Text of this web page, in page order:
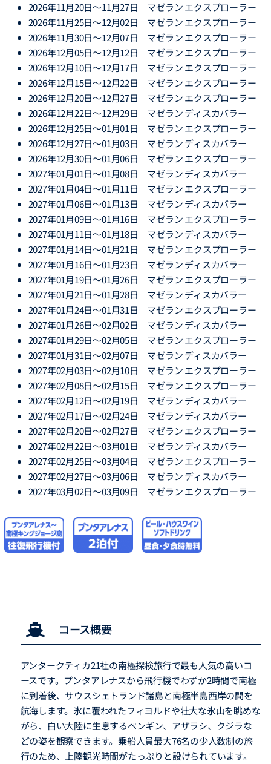
2026年11月20日～11月27日 マゼラン エクスプローラー
2026年11月25日～12月02日 マゼラン エクスプローラー
2026年11月30日～12月07日 マゼラン エクスプローラー
2026年12月05日～12月12日 マゼラン エクスプローラー
2026年12月10日～12月17日 マゼラン エクスプローラー
2026年12月15日～12月22日 マゼラン エクスプローラー
2026年12月20日～12月27日 マゼラン エクスプローラー
2026年12月22日～12月29日 マゼラン ディスカバラー
2026年12月25日～01月01日 マゼラン エクスプローラー
2026年12月27日～01月03日 マゼラン ディスカバラー
2026年12月30日～01月06日 マゼラン エクスプローラー
2027年01月01日～01月08日 マゼラン ディスカバラー
2027年01月04日～01月11日 マゼラン エクスプローラー
2027年01月06日～01月13日 マゼラン ディスカバラー
2027年01月09日～01月16日 マゼラン エクスプローラー
2027年01月11日～01月18日 マゼラン ディスカバラー
2027年01月14日～01月21日 マゼラン エクスプローラー
2027年01月16日～01月23日 マゼラン ディスカバラー
2027年01月19日～01月26日 マゼラン エクスプローラー
2027年01月21日～01月28日 マゼラン ディスカバラー
2027年01月24日～01月31日 マゼラン エクスプローラー
2027年01月26日～02月02日 マゼラン ディスカバラー
2027年01月29日～02月05日 マゼラン エクスプローラー
2027年01月31日～02月07日 マゼラン ディスカバラー
2027年02月03日～02月10日 マゼラン エクスプローラー
2027年02月08日～02月15日 マゼラン エクスプローラー
2027年02月12日～02月19日 マゼラン ディスカバラー
2027年02月17日～02月24日 マゼラン ディスカバラー
2027年02月20日～02月27日 マゼラン エクスプローラー
2027年02月22日～03月01日 マゼラン ディスカバラー
2027年02月25日～03月04日 マゼラン エクスプローラー
2027年02月27日～03月06日 マゼラン ディスカバラー
2027年03月02日～03月09日 マゼラン エクスプローラー
コース概要
アンタークティカ21社の南極探検旅行で最も人気の高いコ
ースです。プンタアレナスから飛行機でわずか2時間で南極
に到着後、サウスシェトランド諸島と南極半島西岸の間を
航海します。氷に覆われたフィヨルドや壮大な氷山を眺めな
がら、白い大陸に生息するペンギン、アザラシ、クジラな
どの姿を観察できます。乗船人員最大76名の少人数制の旅
行のため、上陸観光時間がたっぷりと設けられています。